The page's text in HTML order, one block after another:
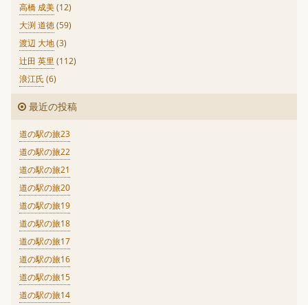
高橋 成美(12)
大渕 道徳(59)
渡辺 大地(3)
辻田 英里 (112)
浪江氏 (6)
最近の投稿
道の駅の旅23
道の駅の旅22
道の駅の旅21
道の駅の旅20
道の駅の旅19
道の駅の旅18
道の駅の旅17
道の駅の旅16
道の駅の旅15
道の駅の旅14